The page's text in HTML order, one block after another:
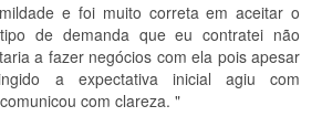
e foi muito correta em aceitar o
de demanda que eu contratei não
a fazer negócios com ela pois apesar
a expectativa inicial agiu com
com clareza. "